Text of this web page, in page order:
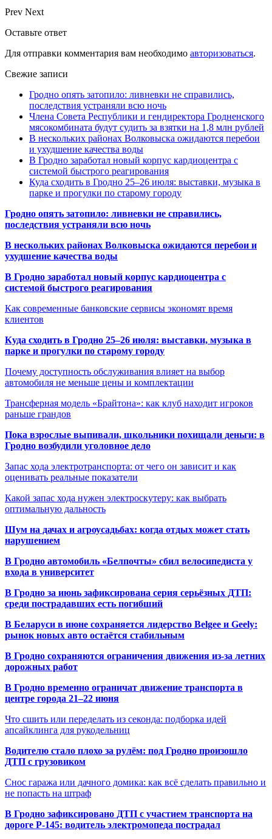
Prev Next
Оставьте ответ
Для отправки комментария вам необходимо авторизоваться.
Свежие записи
Гродно опять затопило: ливневки не справились,
последствия устраняли всю ночь
Члена Совета Республики и гендиректора Гродненского
мясокомбината будут судить за взятки на 1,8 млн рублей
В нескольких районах Волковыска ожидаются перебои
и ухудшение качества воды
В Гродно заработал новый корпус кардиоцентра с
системой быстрого реагирования
Куда сходить в Гродно 25–26 июля: выставки, музыка в
парке и прогулки по старому городу
Гродно опять затопило: ливневки не справились,
последствия устраняли всю ночь
В нескольких районах Волковыска ожидаются перебои и
ухудшение качества воды
В Гродно заработал новый корпус кардиоцентра с
системой быстрого реагирования
Как современные банковские сервисы экономят время
клиентов
Куда сходить в Гродно 25–26 июля: выставки, музыка в
парке и прогулки по старому городу
Почему доступность обслуживания влияет на выбор
автомобиля не меньше цены и комплектации
Трансферная модель «Брайтона»: как клуб находит игроков
раньше грандов
Пока взрослые выпивали, школьники похищали деньги: в
Гродно возбудили уголовное дело
Запас хода электротранспорта: от чего он зависит и как
оценивать реальные показатели
Какой запас хода нужен электроскутеру: как выбрать
оптимальную дальность
Шум на дачах и агроусадьбах: когда отдых может стать
нарушением
В Гродно автомобиль «Белпочты» сбил велосипедиста у
входа в университет
В Гродно за июнь зафиксирована серия серьёзных ДТП:
среди пострадавших есть погибший
В Беларуси в июне сохраняется лидерство Belgee и Geely:
рынок новых авто остаётся стабильным
В Гродно сохраняются ограничения движения из-за летних
дорожных работ
В Гродно временно ограничат движение транспорта в
центре города 21–22 июня
Что сшить или переделать из секонда: подборка идей
апсайклинга для рукодельниц
Водителю стало плохо за рулём: под Гродно произошло
ДТП с грузовиком
Снос гаража или дачного домика: как всё сделать правильно и
не попасть на штраф
В Гродно зафиксировано ДТП с участием транспорта на
дороге Р-145: водитель электромопеда пострадал